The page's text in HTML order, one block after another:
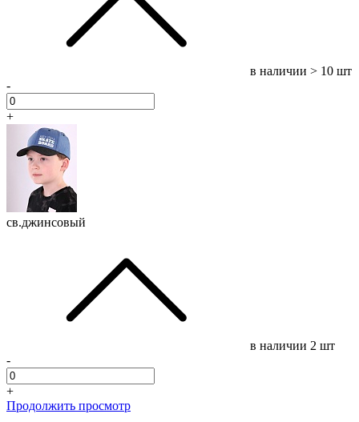
в наличии > 10 шт
-
+
св.джинсовый
в наличии 2 шт
-
+
Продолжить просмотр